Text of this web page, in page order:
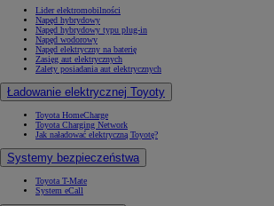
Lider elektromobilności
Napęd hybrydowy
Napęd hybrydowy typu plug-in
Napęd wodorowy
Napęd elektryczny na baterię
Zasięg aut elektrycznych
Zalety posiadania aut elektrycznych
Ładowanie elektrycznej Toyoty
Toyota HomeCharge
Toyota Charging Network
Jak naładować elektryczną Toyotę?
Systemy bezpieczeństwa
Toyota T-Mate
System eCall